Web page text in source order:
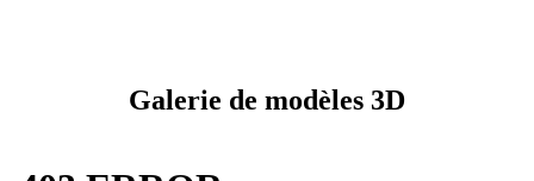
Galerie de modèles 3D